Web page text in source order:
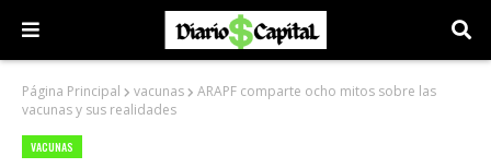
Página Principal vacunas
ARAPF comparte ocho mitos sobre las
vacunas y sus realidades
VACUNAS